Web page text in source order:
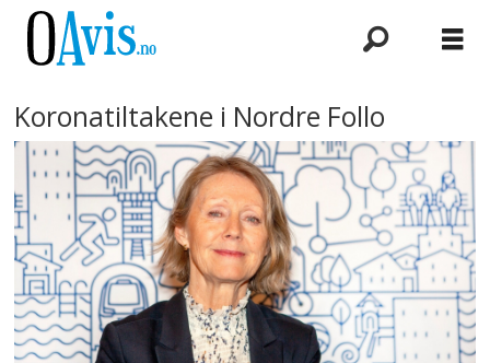
Koronatiltakene i Nordre Follo